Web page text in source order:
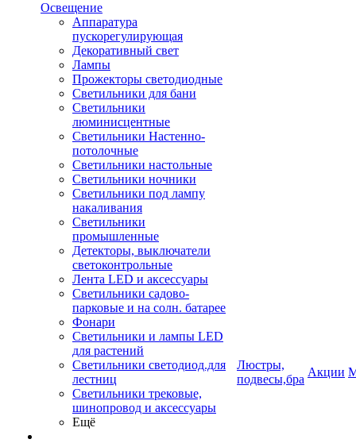
Освещение
Аппаратура
пускорегулирующая
Декоративный свет
Лампы
Прожекторы светодиодные
Светильники для бани
Светильники
люминисцентные
Светильники Настенно-
потолочные
Светильники настольные
Светильники ночники
Светильники под лампу
накаливания
Светильники
промышленные
Детекторы, выключатели
светоконтрольные
Лента LED и аксессуары
Светильники садово-
парковые и на солн. батарее
Фонари
Светильники и лампы LED
для растений
Светильники светодиод.для
лестниц
Светильники трековые,
шинопровод и аксессуары
Ещё
Люстры,
подвесы,бра
Акции